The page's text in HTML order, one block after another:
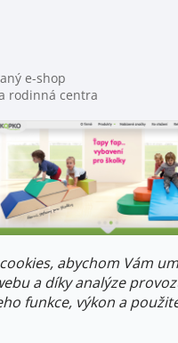
abychom Vám
a díky analýze
funkce, výkon a
e-shop
rodinná centra